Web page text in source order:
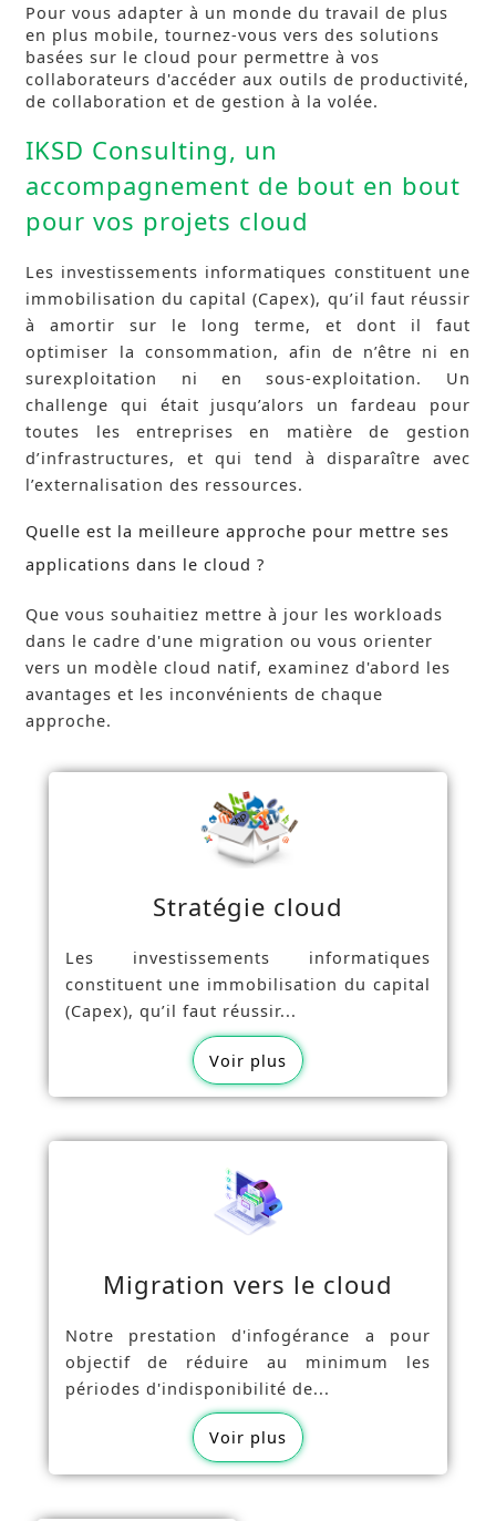
Pour vous adapter à un monde du travail de plus
en plus mobile, tournez-vous vers des solutions
basées sur le cloud pour permettre à vos
collaborateurs d'accéder aux outils de productivité,
de collaboration et de gestion à la volée.
IKSD Consulting, un
accompagnement de bout en bout
pour vos projets cloud
Les investissements informatiques constituent une
immobilisation du capital (Capex), qu’il faut réussir
à amortir sur le long terme, et dont il faut
optimiser la consommation, afin de n’être ni en
surexploitation ni en sous-exploitation. Un
challenge qui était jusqu’alors un fardeau pour
toutes les entreprises en matière de gestion
d’infrastructures, et qui tend à disparaître avec
l’externalisation des ressources.
Quelle est la meilleure approche pour mettre ses
applications dans le cloud ?
Que vous souhaitiez mettre à jour les workloads
dans le cadre d'une migration ou vous orienter
vers un modèle cloud natif, examinez d'abord les
avantages et les inconvénients de chaque
approche.
Stratégie cloud
Les investissements informatiques
constituent une immobilisation du capital
(Capex), qu’il faut réussir...
Voir plus
Migration vers le cloud
Notre prestation d'infogérance a pour
objectif de réduire au minimum les
périodes d'indisponibilité de...
Voir plus